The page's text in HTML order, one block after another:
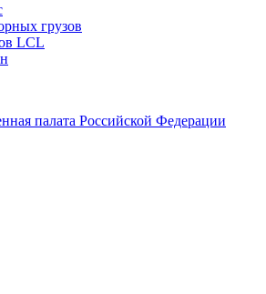
грузов
LCL